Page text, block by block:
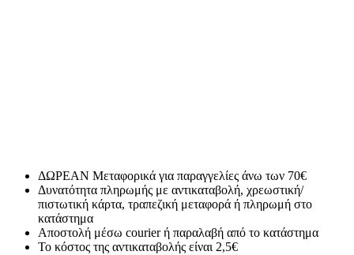
ΔΩΡΕΑΝ Μεταφορικά για παραγγελίες άνω των 70€
Δυνατότητα πληρωμής με αντικαταβολή, χρεωστική/
πιστωτική κάρτα, τραπεζική μεταφορά ή πληρωμή στο
κατάστημα
Αποστολή μέσω courier ή παραλαβή από το κατάστημα
Το κόστος της αντικαταβολής είναι 2,5€